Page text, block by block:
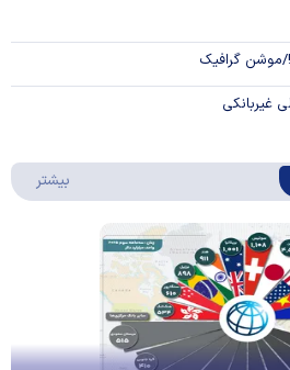
موشن گرافیک
غیربانکی
بیشتر